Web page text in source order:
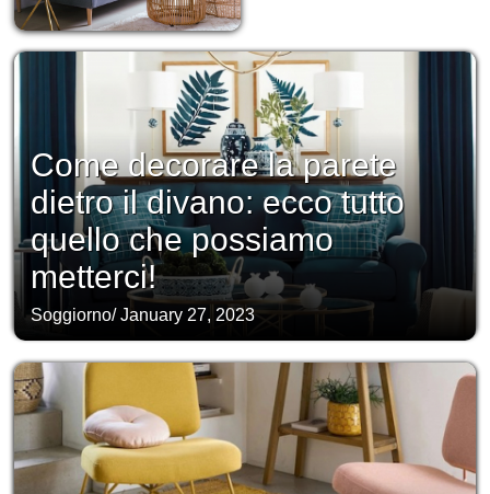
Come decorare la parete
dietro il divano: ecco tutto
quello che possiamo
metterci!
Soggiorno/January 27, 2023